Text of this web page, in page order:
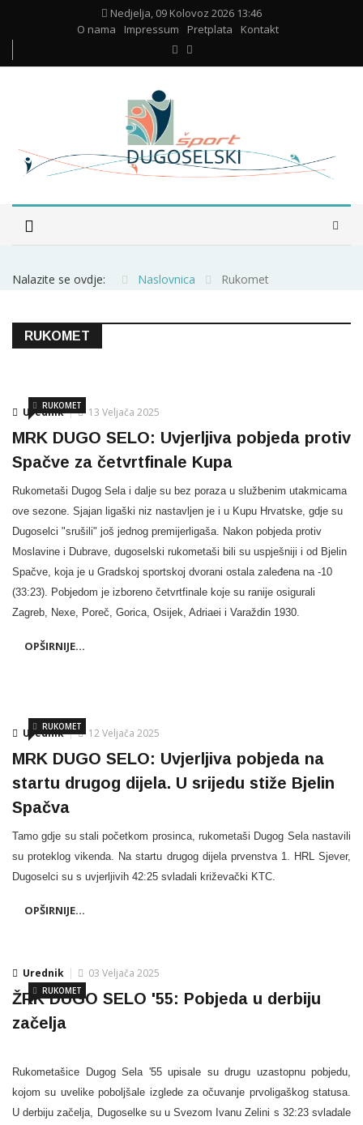
Nedjelja, 09 Kolovoz 2026 13:46
O nama
Impressum Pretplata Kontakt
Nalazite se ovdje: Naslovnica Rukomet
RUKOMET
Urednik
RUKOMET 13 Veljača 2025
MRK DUGO SELO: Uvjerljiva pobjeda protiv
Spačve za četvrtfinale Kupa
Rukometaši Dugog Sela i dalje su bez poraza u službenim utakmicama
ove sezone. Sjajan ligaški niz nastavljen je i u Kupu Hrvatske, gdje su
Dugoselci "srušili" još jednog premijerligaša. Nakon pobjeda protiv
Moslavine i Dubrave, dugoselski rukometaši bili su uspješniji i od Bjelin
Spačve, koja je u Gradskoj sportskoj dvorani ostala zaleđena na -10
(33:23). Pobjedom je izboreno četvrtfinale koje su ranije osigurali
Zagreb, Nexe, Poreč, Gorica, Osijek, Adriaei i Varaždin 1930.
OPŠIRNIJE...
Urednik
RUKOMET 12 Veljača 2025
MRK DUGO SELO: Uvjerljiva pobjeda na
startu drugog dijela. U srijedu stiže Bjelin
Spačva
Tamo gdje su stali početkom prosinca, rukometaši Dugog Sela nastavili
su proteklog vikenda. Na startu drugog dijela prvenstva 1. HRL Sjever,
Dugoselci su s uvjerljivih 42:25 svladali križevački KTC.
OPŠIRNIJE...
Urednik
RUKOMET
03 Veljača 2025
ŽRK DUGO SELO '55: Pobjeda u derbiju
začelja
Rukometašice Dugog Sela '55 upisale su drugu uzastopnu pobjedu,
kojom su uvelike poboljšale izglede za očuvanje prvoligaškog statusa.
U derbiju začelja, Dugoselke su u Svezom Ivanu Zelini s 32:23 svladale